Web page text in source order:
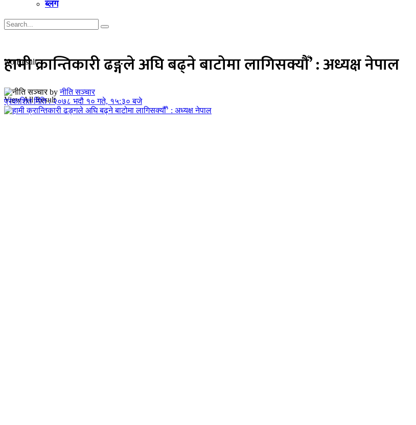
ब्लग
No Result
View All Result
हामी क्रान्तिकारी ढङ्गले अघि बढ्ने बाटोमा लागिसक्यौँ’ : अध्यक्ष नेपाल
by नीति सञ्चार
प्रकाशित मिति : २०७८ भदौ १० गते, १५:३० बजे